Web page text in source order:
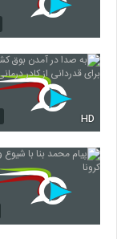
HD